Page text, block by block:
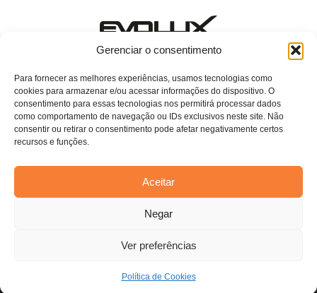
Gerenciar o consentimento
Para fornecer as melhores experiências, usamos tecnologias como
cookies para armazenar e/ou acessar informações do dispositivo. O
consentimento para essas tecnologias nos permitirá processar dados
como comportamento de navegação ou IDs exclusivos neste site. Não
consentir ou retirar o consentimento pode afetar negativamente certos
recursos e funções.
Aceitar
Negar
Ver preferências
Política de Cookies
Telefone: (11) 2081-7750 ramal 115
Home
Sobre Nós
Blog
Contato
Todos os direitos reservados. Anfi Lab Marketing
Estamos usando cookies para oferecer a você a melhor
configurações.